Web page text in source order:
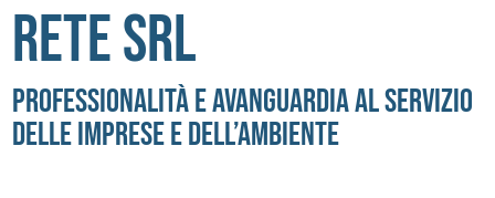
RETE SRL
Professionalità e avanguardia al servizio
delle imprese e dell’ambiente